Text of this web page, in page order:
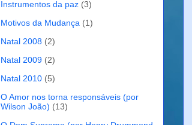
Instrumentos da paz (3)
Motivos da Mudança (1)
Natal 2008 (2)
Natal 2009 (2)
Natal 2010 (5)
O Amor nos torna responsáveis (por
Wilson João) (13)